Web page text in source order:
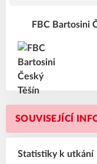
FBC Bartosini
SOUVISEJÍCÍ
Statistiky k utkání